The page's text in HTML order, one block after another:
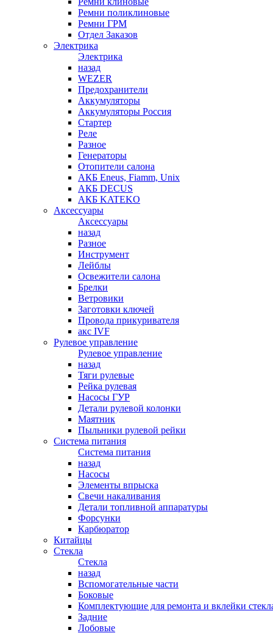
Ремни поликлиновые
Ремни ГРМ
Отдел Заказов
Электрика
Электрика
назад
WEZER
Предохранители
Аккумуляторы
Аккумуляторы Россия
Стартер
Реле
Разное
Генераторы
Отопители салона
АКБ Eneus, Fiamm, Unix
АКБ DECUS
АКБ KATEKO
Аксессуары
Аксессуары
назад
Разное
Инструмент
Лейблы
Освежители салона
Брелки
Ветровики
Заготовки ключей
Провода прикуривателя
акс IVF
Рулевое управление
Рулевое управление
назад
Тяги рулевые
Рейка рулевая
Насосы ГУР
Детали рулевой колонки
Маятник
Пыльники рулевой рейки
Система питания
Система питания
назад
Насосы
Элементы впрыска
Свечи накаливания
Детали топливной аппаратуры
Форсунки
Карбюратор
Китайцы
Стекла
Стекла
назад
Вспомогательные части
Боковые
Комплектующие для ремонта и вклейки
Задние
Лобовые